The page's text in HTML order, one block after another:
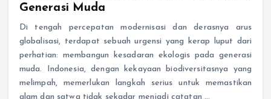
Generasi Muda
Di tengah percepatan modernisasi dan derasnya arus
globalisasi, terdapat sebuah urgensi yang kerap luput dari
perhatian: membangun kesadaran ekologis pada generasi
muda. Indonesia, dengan kekayaan biodiversitasnya yang
melimpah, memerlukan langkah serius untuk memastikan
alam dan satwa tidak sekadar menjadi catatan …